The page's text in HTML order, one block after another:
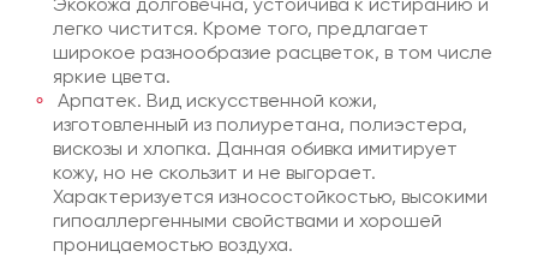
легко чистится. Кроме того, предлагает
широкое разнообразие расцветок, в том числе
яркие цвета.
Арпатек. Вид искусственной кожи,
изготовленный из полиуретана, полиэстера,
вискозы и хлопка. Данная обивка имитирует
кожу, но не скользит и не выгорает.
Характеризуется износостойкостью, высокими
гипоаллергенными свойствами и хорошей
проницаемостью воздуха.